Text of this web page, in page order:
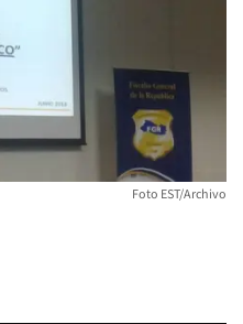
Foto EST/Archivo